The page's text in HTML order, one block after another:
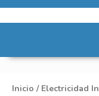
Inicio / Electricidad